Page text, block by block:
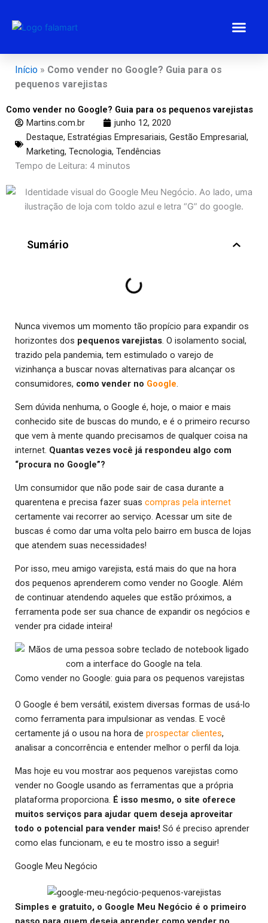
para
Início » Como vender no Google? Guia para os
pequenos varejistas
Como vender no Google? Guia para os pequenos varejistas
Martins.com.br
junho 12, 2020
Destaque, Estratégias Empresariais, Gestão Empresarial,
Marketing, Tecnologia, Tendências
Tempo de Leitura: 4 minutos
Sumário
Nunca vivemos um momento tão propício para expandir os
horizontes dos pequenos varejistas. O isolamento social,
trazido pela pandemia, tem estimulado o varejo de
vizinhança a buscar novas alternativas para alcançar os
consumidores, como vender no Google.
Sem dúvida nenhuma, o Google é, hoje, o maior e mais
conhecido site de buscas do mundo, e é o primeiro recurso
que vem à mente quando precisamos de qualquer coisa na
internet. Quantas vezes você já respondeu algo com
“procura no Google”?
Um consumidor que não pode sair de casa durante a
quarentena e precisa fazer suas compras pela internet
certamente vai recorrer ao serviço. Acessar um site de
buscas é como dar uma volta pelo bairro em busca de lojas
que atendem suas necessidades!
Por isso, meu amigo varejista, está mais do que na hora
dos pequenos aprenderem como vender no Google. Além
de continuar atendendo aqueles que estão próximos, a
ferramenta pode ser sua chance de expandir os negócios e
vender pra cidade inteira!
Como vender no Google: guia para os pequenos varejistas
O Google é bem versátil, existem diversas formas de usá-lo
como ferramenta para impulsionar as vendas. E você
certamente já o usou na hora de prospectar clientes,
analisar a concorrência e entender melhor o perfil da loja.
Mas hoje eu vou mostrar aos pequenos varejistas como
vender no Google usando as ferramentas que a própria
plataforma proporciona. É isso mesmo, o site oferece
muitos serviços para ajudar quem deseja aproveitar
todo o potencial para vender mais! Só é preciso aprender
como elas funcionam, e eu te mostro isso a seguir!
Google Meu Negócio
Simples e gratuito, o Google Meu Negócio é o primeiro